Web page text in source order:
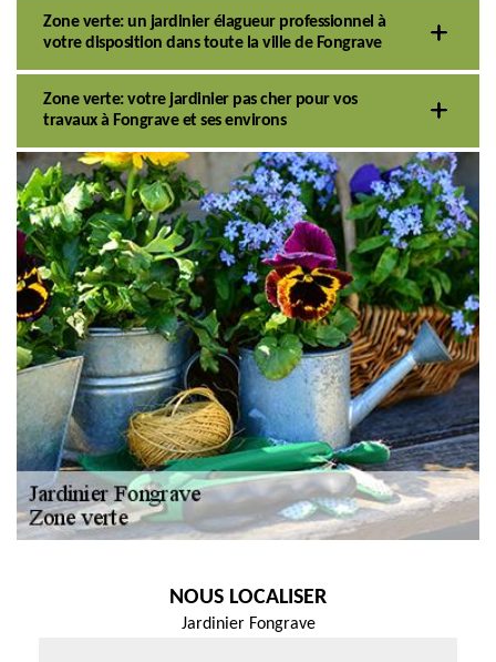
Zone verte: un jardinier élagueur professionnel à
votre disposition dans toute la ville de Fongrave
Zone verte: votre jardinier pas cher pour vos
travaux à Fongrave et ses environs
NOUS LOCALISER
Jardinier Fongrave